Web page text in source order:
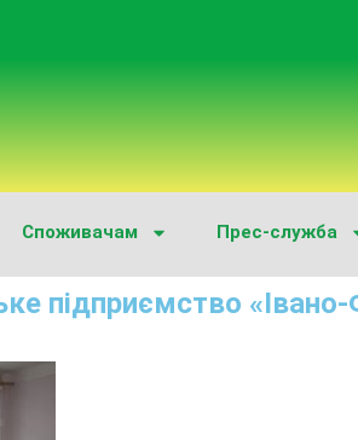
Споживачам Прес-служба
підприємство